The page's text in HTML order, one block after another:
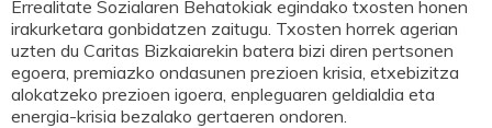
Errealitate Sozialaren Behatokiak egindako txosten honen
irakurketara gonbidatzen zaitugu. Txosten horrek agerian
uzten du Caritas Bizkaiarekin batera bizi diren pertsonen
egoera, premiazko ondasunen prezioen krisia, etxebizitza
alokatzeko prezioen igoera, enpleguaren geldialdia eta
energia-krisia bezalako gertaeren ondoren.